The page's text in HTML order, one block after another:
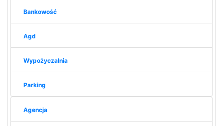
Bankowość
Agd
Wypożyczalnia
Parking
Agencja